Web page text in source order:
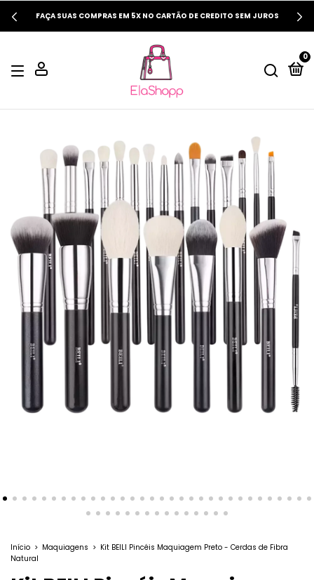
SEJAM BEM-VINDOS
0
Início > Maquiagens > Kit BEILI Pincéis Maquiagem Preto - Cerdas de Fibra
Natural